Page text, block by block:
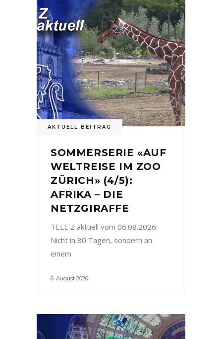
AKTUELL BEITRAG
SOMMERSERIE «AUF
WELTREISE IM ZOO
ZÜRICH» (4/5):
AFRIKA – DIE
NETZGIRAFFE
TELE Z aktuell vom 06.08.2026:
Nicht in 80 Tagen, sondern an
einem
6. August 2026